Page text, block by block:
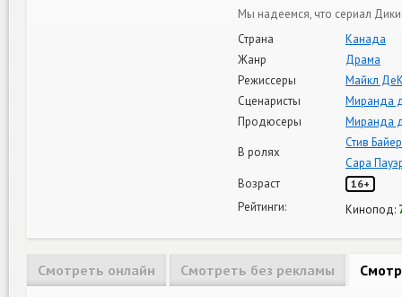
Мы надеемся, что сериал
Страна
Канада
Жанр
Драма
Режиссеры
Майкл
Сценаристы
Миранда
Продюсеры
Миранда
В ролях
Стив
Сара
Возраст
16+
Рейтинги: Кинопод:
Смотреть онлайн Смотреть без рекламы